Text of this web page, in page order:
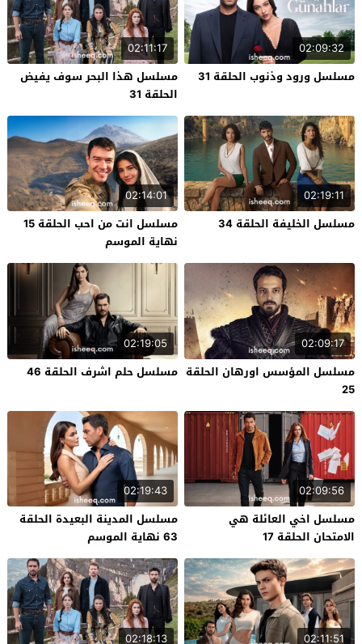
02:09:32
مسلسل ورود وذنوب الحلقة 31
02:11:17
مسلسل هذا البحر سوف يفيض
الحلقة 31
02:19:11
مسلسل الخليفة الحلقة 34
02:14:01
مسلسل انت من احب الحلقة 15
نهاية الموسم
02:09:17
مسلسل المؤسس اورهان الحلقة
25
02:19:05
مسلسل حلم اشرف الحلقة 46
02:09:56
مسلسل اخي العائلة هي
الامتحان الحلقة 17
02:19:43
مسلسل المدينة البعيدة الحلقة
63 نهاية الموسم
02:11:51
02:18:13